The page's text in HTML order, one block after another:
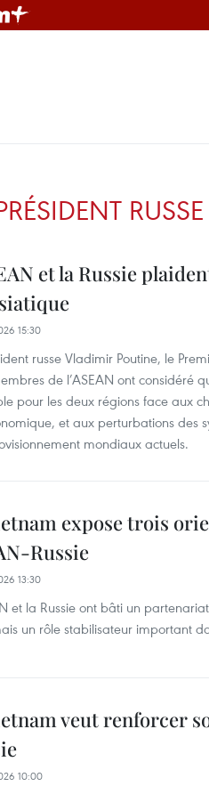
et la Russie
15:30
russe Vladimir Poutine, le
de l’ASEAN ont considéré
pour les deux régions face aux
et aux perturbations des
mondiaux actuels.
expose trois
Russie
13:30
et la Russie ont bâti un
un rôle stabilisateur important
veut renforcer
10:00